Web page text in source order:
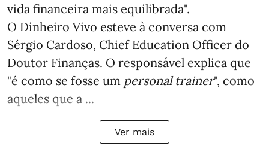
vida financeira mais equilibrada".
O Dinheiro Vivo esteve à conversa com
Sérgio Cardoso, Chief Education Officer do
Doutor Finanças. O responsável explica que
"é como se fosse um personal trainer", como
aqueles que a ...
Ver mais